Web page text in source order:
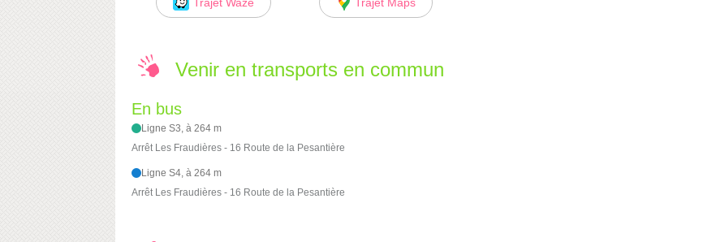
Venir en transports en commun
En bus
Ligne S3, à 264 m
Arrêt Les Fraudières - 16 Route de la Pesantière
Ligne S4, à 264 m
Arrêt Les Fraudières - 16 Route de la Pesantière